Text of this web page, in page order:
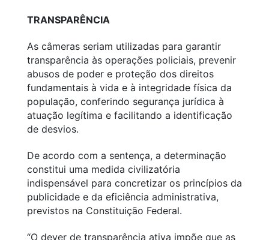
TRANSPARÊNCIA
As câmeras seriam utilizadas para garantir
transparência às operações policiais, prevenir
abusos de poder e proteção dos direitos
fundamentais à vida e à integridade física da
população, conferindo segurança jurídica à
atuação legítima e facilitando a identificação
de desvios.
De acordo com a sentença, a determinação
constitui uma medida civilizatória
indispensável para concretizar os princípios da
publicidade e da eficiência administrativa,
previstos na Constituição Federal.
“O dever de transparência ativa impõe que as